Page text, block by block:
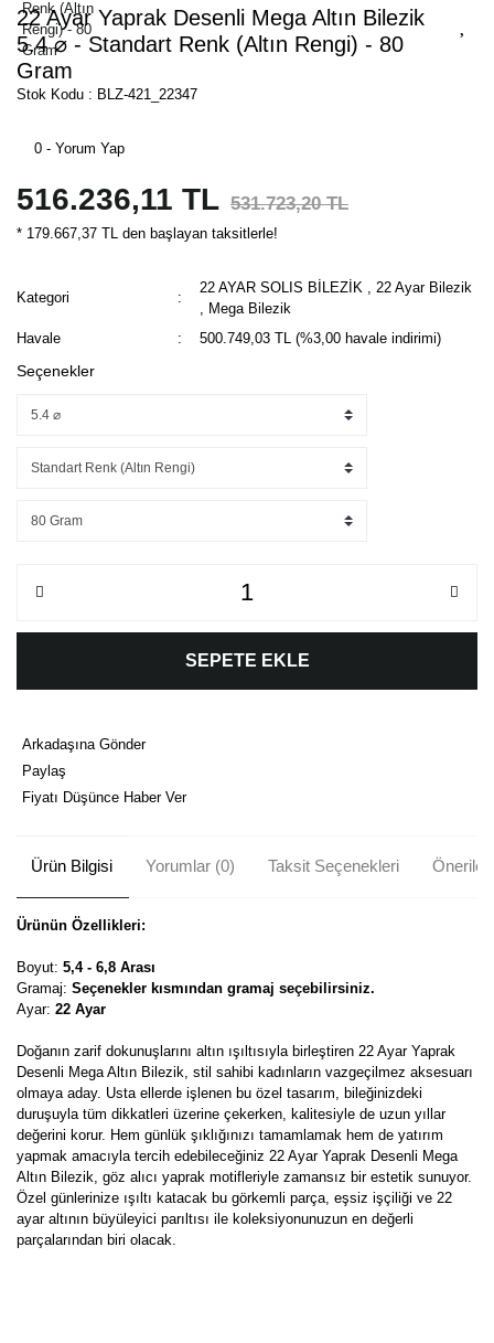
22 Ayar Yaprak Desenli Mega Altın Bilezik
5.4 ⌀ - Standart Renk (Altın Rengi) - 80
Gram
Stok Kodu : BLZ-421_22347
0 - Yorum Yap
516.236,11 TL 531.723,20 TL
* 179.667,37 TL den başlayan taksitlerle!
Kategori
22 AYAR SOLIS BİLEZİK
22 Ayar Bilezik
Mega Bilezik
Havale
500.749,03 TL (%3,00 havale indirimi)
Seçenekler
SEPETE EKLE
Arkadaşına Gönder
Paylaş
Fiyatı Düşünce Haber Ver
Ürün Bilgisi Yorumlar (0) Taksit Seçenekleri
Ürünün Özellikleri:
Boyut: 5,4 - 6,8 Arası
Gramaj: Seçenekler kısmından gramaj seçebilirsiniz.
Ayar: 22 Ayar
Doğanın zarif dokunuşlarını altın ışıltısıyla birleştiren 22 Ayar Yaprak
Desenli Mega Altın Bilezik, stil sahibi kadınların vazgeçilmez aksesuarı
olmaya aday. Usta ellerde işlenen bu özel tasarım, bileğinizdeki
duruşuyla tüm dikkatleri üzerine çekerken, kalitesiyle de uzun yıllar
değerini korur. Hem günlük şıklığınızı tamamlamak hem de yatırım
yapmak amacıyla tercih edebileceğiniz 22 Ayar Yaprak Desenli Mega
Altın Bilezik, göz alıcı yaprak motifleriyle zamansız bir estetik sunuyor.
Özel günlerinize ışıltı katacak bu görkemli parça, eşsiz işçiliği ve 22
ayar altının büyüleyici parıltısı ile koleksiyonunuzun en değerli
parçalarından biri olacak.